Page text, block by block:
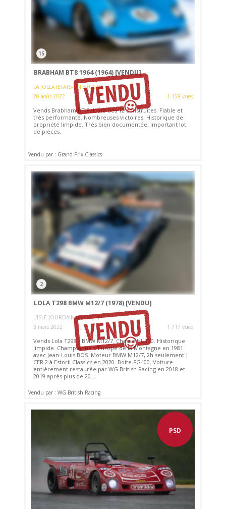
15
BRABHAM BT8 1964 (1964) [VENDU]
LA JOLLA (ETATS-UNIS (USA))
20 août 2022
1 158 vues
Vends Brabham BT-8, l'une des 12 construites. Fiable et
très performante. Nombreuses victoires. Historique de
propriété limpide. Très bien documentée. Important lot
de pièces.
Vendu par : Grand Prix Classics
2
LOLA T298 BMW M12/7 (1978) [VENDU]
L'ISLE JOURDAIN (FRANCE)
3 mars 2022
1 717 vues
Vends Lola T298 - BMW M12/7. Chassis HU100. Historique
limpide. Championne d'Europe de la Montagne en 1981
avec Jean-Louis BOS. Moteur BMW M12/7, 2h seulement :
CER 2 à Estoril Classics en 2020. Boite FG400. Voiture
entièrement restaurée par WG British Racing en 2018 et
2019 après plus de 20...
Vendu par : WG British Racing
PSD